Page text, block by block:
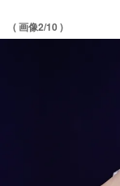
( 画像2/10 )